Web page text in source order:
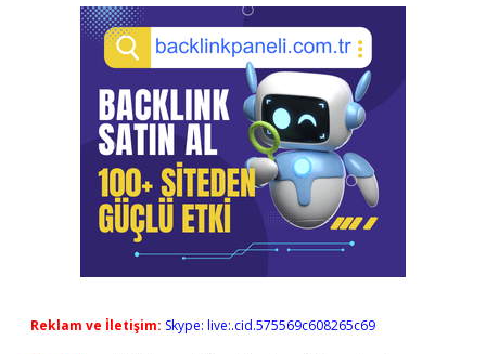
Reklam ve İletişim: Skype: live:.cid.575569c608265c69